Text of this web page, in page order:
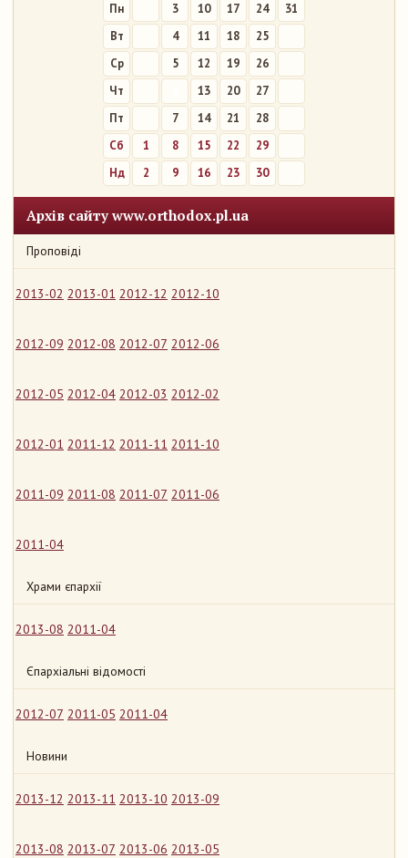
Пн 3 10 17 24
31
Вт
4 11 18
25
Ср
5 12 19
26
Чт
13 20
27
Пт
7 14 21
28
Сб
1 8 15 22
29
Нд
2 9 16 23 30
Архів сайту www.orthodox.pl.ua
Проповіді
2013-02 2013-01 2012-12 2012-10
2012-09 2012-08 2012-07 2012-06
2012-05 2012-04 2012-03 2012-02
2012-01 2011-12 2011-11 2011-10
2011-09 2011-08 2011-07 2011-06
2011-04
Храми єпархії
2013-08 2011-04
Єпархіальні відомості
2012-07 2011-05 2011-04
Новини
2013-12 2013-11 2013-10 2013-09
2013-08 2013-07 2013-06 2013-05